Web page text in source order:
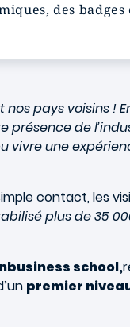
des badges
pays voisins !
présence de
une
contact, les
plus de 35
school,
premier